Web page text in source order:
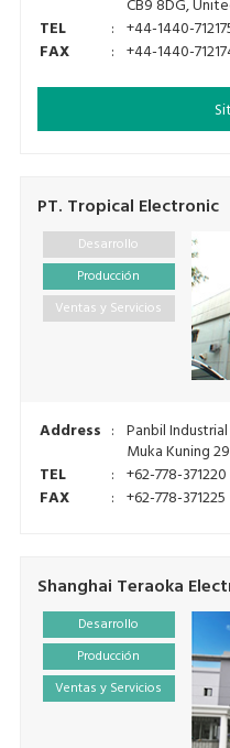
CB9 8DG,
TEL
: +44-1440-
FAX
: +44-1440-
PT. Tropical Electronic
Desarrollo
Producción
Ventas y Servicios
Address : Panbil
Muka Kuning
TEL
: +62-778-371220
FAX
: +62-778-371225
Shanghai Teraoka
Desarrollo
Producción
Ventas y Servicios